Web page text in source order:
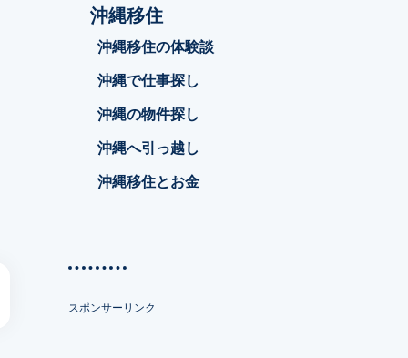
沖縄移住
沖縄移住の体験談
沖縄で仕事探し
沖縄の物件探し
沖縄へ引っ越し
沖縄移住とお金
スポンサーリンク